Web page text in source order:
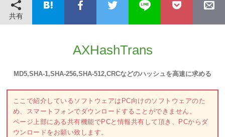
共有
AXHashTrans
MD5,SHA-1,SHA-256,SHA-512,CRCなどのハッシュを高速に求める
ここで紹介しているソフトウェアはPC向けのソフトウェアのた
め、スマートフォンでダウンロードすることができません。
ページ上部にある共有機能でPCと情報共有して頂き、PCからダ
ウンロードをお願い致します。